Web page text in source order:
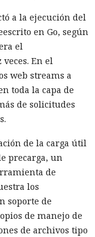
a la ejecución del
en Go, según
el
En el
web streams a
toda la capa de
de solicitudes
de la carga útil
precarga, un
de
los
soporte de
de manejo de
de archivos tipo